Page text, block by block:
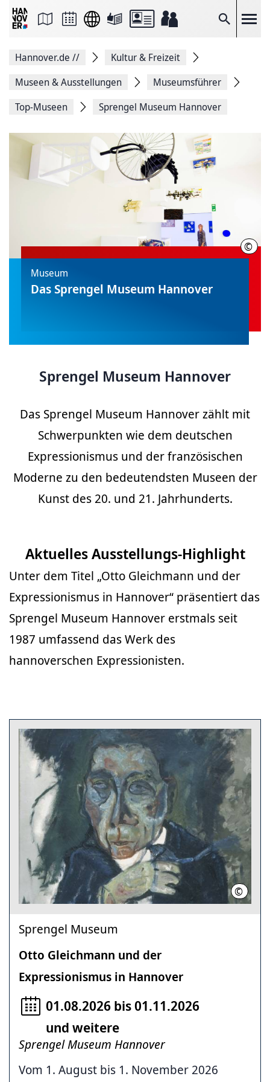
Suche
Seite
Facebook
teilen
Seitenlink
Seite
Drucken
Hannover.de //
Kultur & Freizeit
Museen & Ausstellungen
Museumsführer
Top-Museen
Sprengel Museum Hannover
©
Museum
Das Sprengel Museum Hannover
Sprengel Museum Hannover
Das Sprengel Museum Hannover zählt mit
Schwerpunkten wie dem deutschen
Expressionismus und der französischen
Moderne zu den bedeutendsten Museen der
Kunst des 20. und 21. Jahrhunderts.
Aktuelles Ausstellungs-Highlight
Unter dem Titel „Otto Gleichmann und der
Expressionismus in Hannover“ präsentiert das
Sprengel Museum Hannover erstmals seit
1987 umfassend das Werk des
hannoverschen Expressionisten.
© Foto:
Sprengel Museum
Otto Gleichmann und der
Expressionismus in Hannover
01.08.2026 bis 01.11.2026
und weitere
Sprengel Museum Hannover
Vom 1. August bis 1. November 2026